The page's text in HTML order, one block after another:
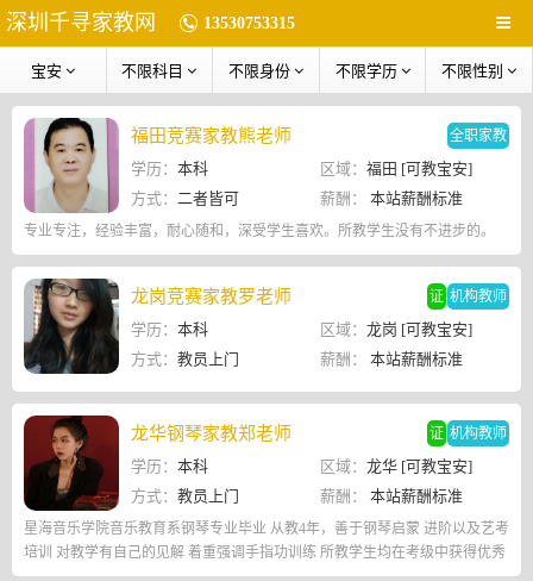
深圳千寻家教网 13530753315
宝安 不限科目 不限身份 不限学历 不限性别
福田竞赛家教熊老师 全职家教
学历： 本科 区域： 福田 [可教宝安]
方式： 二者皆可 薪酬： 本站薪酬标准
专业专注，经验丰富，耐心随和，深受学生喜欢。所教学生没有不进步的。
龙岗竞赛家教罗老师 证 机构教师
学历： 本科 区域： 龙岗 [可教宝安]
方式： 教员上门 薪酬： 本站薪酬标准
龙华钢琴家教郑老师 证 机构教师
学历： 本科 区域： 龙华 [可教宝安]
方式： 教员上门 薪酬： 本站薪酬标准
星海音乐学院音乐教育系钢琴专业毕业 从教4年，善于钢琴启蒙 进阶以及艺考
培训 对教学有自己的见解 着重强调手指功训练 所教学生均在考级中获得优秀
的成绩 在教学中活用中国音乐协会考级 英皇钢琴考级等教材